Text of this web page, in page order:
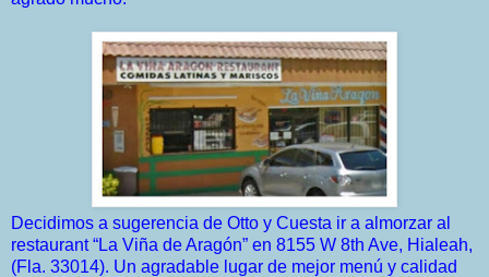
Decidimos a sugerencia de Otto y Cuesta ir a almorzar al
restaurant “La Viña de Aragón” en 8155 W 8th Ave, Hialeah,
(Fla. 33014). Un agradable lugar de mejor menú y calidad